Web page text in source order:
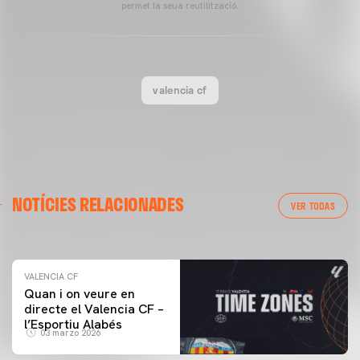
permet la seua reutilització.
valencia cf
NOTÍCIES RELACIONADES VER TODAS
ENTRENAMENT DEL VALENCIA CF 04/03/26
VALENCIA CF
Quan i on veure en
directe el Valencia CF –
l’Esportiu Alabés
03 marzo 2026